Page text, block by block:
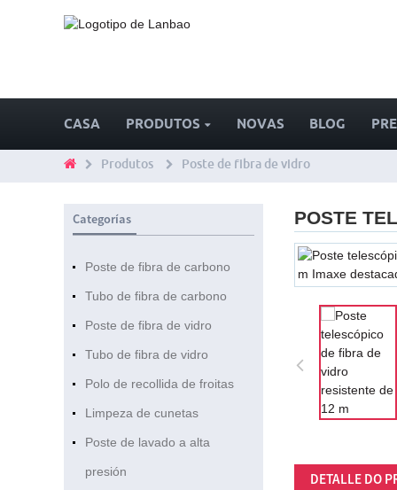
CASA PRODUTOS NOVAS BLOG
Produtos Poste de fibra de vidro
Categorías
Poste de fibra de carbono
Tubo de fibra de carbono
Poste de fibra de vidro
Tubo de fibra de vidro
Polo de recollida de froitas
Limpeza de cunetas
Poste de lavado a alta
presión
POSTE
DETALLE DO